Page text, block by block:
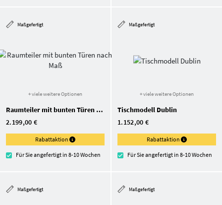
Maßgefertigt
+ viele weitere Optionen
Raumteiler mit bunten Türen nach Maß
2.199,00 €
Rabattaktion
Für Sie angefertigt in 8-10 Wochen
Maßgefertigt
+ viele weitere Optionen
Tischmodell Dublin
1.152,00 €
Rabattaktion
Für Sie angefertigt in 8-10 Wochen
Maßgefertigt Maßgefertigt